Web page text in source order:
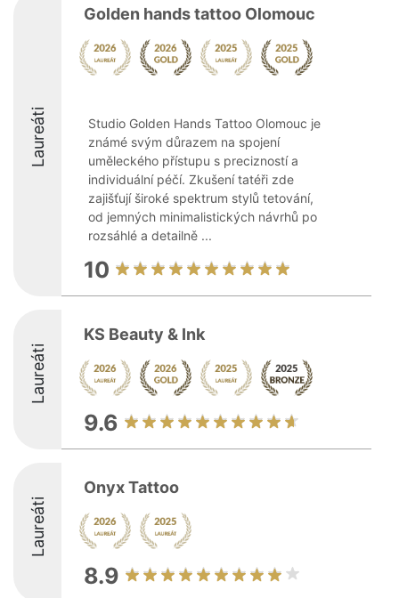
Laureáti
Golden hands tattoo Olomouc
Studio Golden Hands Tattoo Olomouc je
známé svým důrazem na spojení
uměleckého přístupu s precizností a
individuální péčí. Zkušení tatéři zde
zajišťují široké spektrum stylů tetování,
od jemných minimalistických návrhů po
rozsáhlé a detailně ...
10
Laureáti
KS Beauty & Ink
9.6
Laureáti
Onyx Tattoo
8.9